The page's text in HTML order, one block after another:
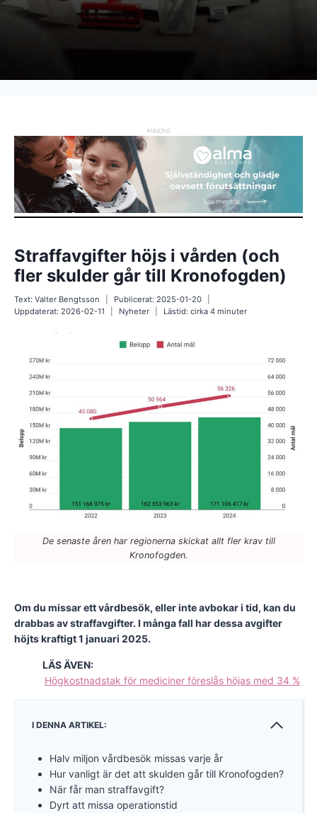
ANNONS
Straffavgifter höjs i vården (och
fler skulder går till Kronofogden)
Text: Valter Bengtsson Publicerat: 2025-01-20
Uppdaterat: 2026-02-11 Nyheter Lästid: cirka4minuter
De senaste åren har regionerna skickat allt fler krav till
Kronofogden.
Om du missar ett vårdbesök, eller inte avbokar i tid, kan du
drabbas av straffavgifter. I många fall har dessa avgifter
höjts kraftigt 1 januari 2025.
LÄS ÄVEN:
Högkostnadstak för mediciner föreslås höjas med 34 %
I DENNA ARTIKEL:
Halv miljon vårdbesök missas varje år
Hur vanligt är det att skulden går till Kronofogden?
När får man straffavgift?
Dyrt att missa operationstid